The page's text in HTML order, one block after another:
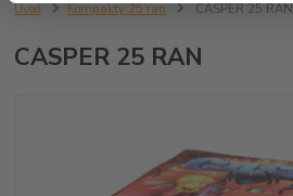
Úvod Kompakty 25 ran CASPER 25 RAN
CASPER 25 RAN